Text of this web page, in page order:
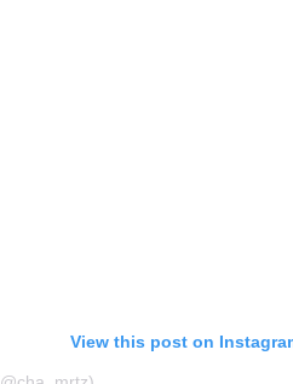
View this post on